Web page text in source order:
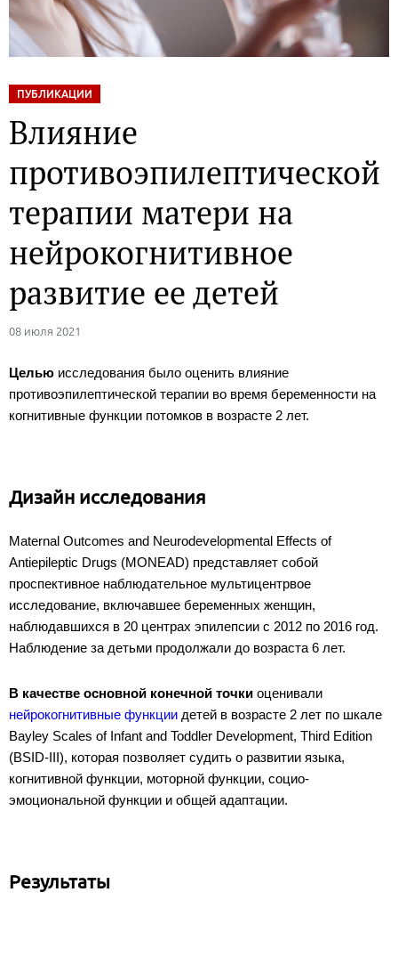
ПУБЛИКАЦИИ
Влияние
противоэпилептической
терапии матери на
нейрокогнитивное
развитие ее детей
08 июля 2021
Целью исследования было оценить влияние
противоэпилептической терапии во время беременности на
когнитивные функции потомков в возрасте 2 лет.
Дизайн исследования
Maternal Outcomes and Neurodevelopmental Effects of
Antiepileptic Drugs (MONEAD) представляет собой
проспективное наблюдательное мультицентрвое
исследование, включавшее беременных женщин,
наблюдавшихся в 20 центрах эпилепсии с 2012 по 2016 год.
Наблюдение за детьми продолжали до возраста 6 лет.
В качестве основной конечной точки оценивали
нейрокогнитивные функции детей в возрасте 2 лет по шкале
Bayley Scales of Infant and Toddler Development, Third Edition
(BSID-III), которая позволяет судить о развитии языка,
когнитивной функции, моторной функции, социо-
эмоциональной функции и общей адаптации.
Результаты